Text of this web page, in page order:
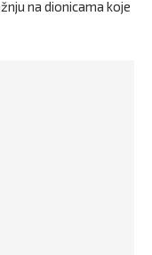
na dionicama koje